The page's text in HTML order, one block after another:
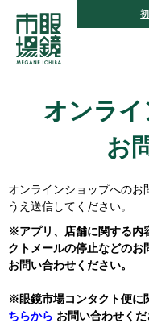
オンラ
お
オンラインショップへのお
うえ送信してください。
※アプリ、店舗に関する内
クトメールの停止などのお
お問い合わせください。
※眼鏡市場コンタクト便に
ちらから お問い合わせくだ